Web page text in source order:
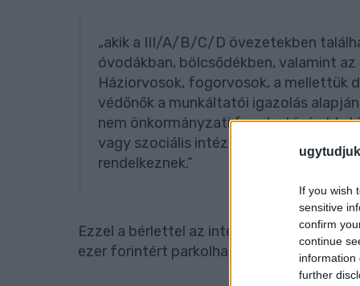
If you wish
sensitive
confirm
continue
information
further
„akik a III/A/B/C/D övezetekben
óvodákban, bölcsődékben, valamint
Háziorvosok, fogorvosok, a mellettük
védőnők a munkáltatói igazolás
nem önkormányzati fenntartású
vagy szociális intézményben
rendelkeznek.”
Ezzel a bérlettel az intézmény
ezer forintért parkolhatnak a